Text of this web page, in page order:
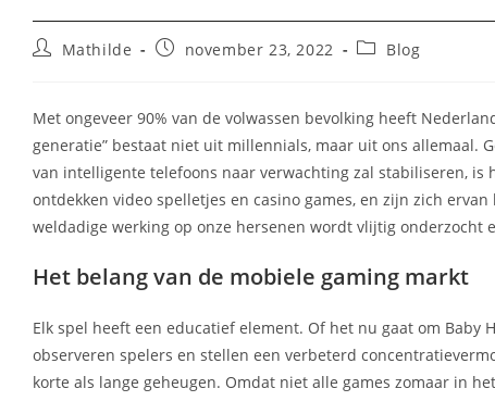
BerichtMathilde
Berichtnovember 23, 2022 Berichtcategorie:
Blog
Met ongeveer 90% van de volwassen bevolking heeft
generatie” bestaat niet uit millennials, maar uit ons allemaal.
van intelligente telefoons naar verwachting zal stabiliseren, is
ontdekken video spelletjes en casino games, en zijn zich
weldadige werking op onze hersenen wordt vlijtig onderzocht
Het belang van de mobiele gaming markt
Elk spel heeft een educatief element. Of het nu gaat om Baby
observeren spelers en stellen een verbeterd
korte als lange geheugen. Omdat niet alle games zomaar in